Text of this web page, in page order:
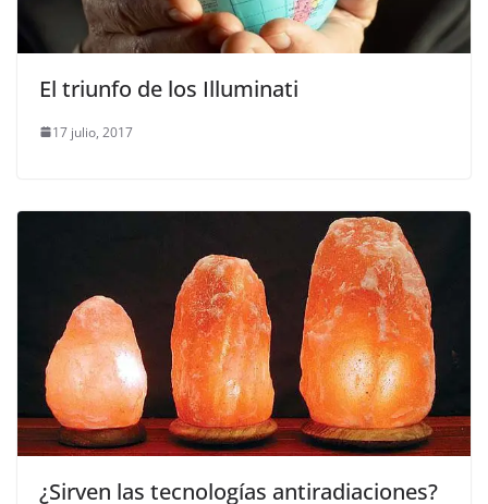
El triunfo de los Illuminati
17 julio, 2017
¿Sirven las tecnologías antiradiaciones?